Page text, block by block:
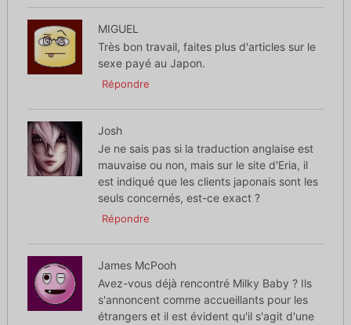
MIGUEL
Très bon travail, faites plus d'articles sur le
sexe payé au Japon.
Répondre
Josh
Je ne sais pas si la traduction anglaise est
mauvaise ou non, mais sur le site d'Eria, il
est indiqué que les clients japonais sont les
seuls concernés, est-ce exact ?
Répondre
James McPooh
Avez-vous déjà rencontré Milky Baby ? Ils
s'annoncent comme accueillants pour les
étrangers et il est évident qu'il s'agit d'une